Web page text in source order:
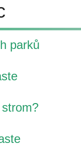
parků